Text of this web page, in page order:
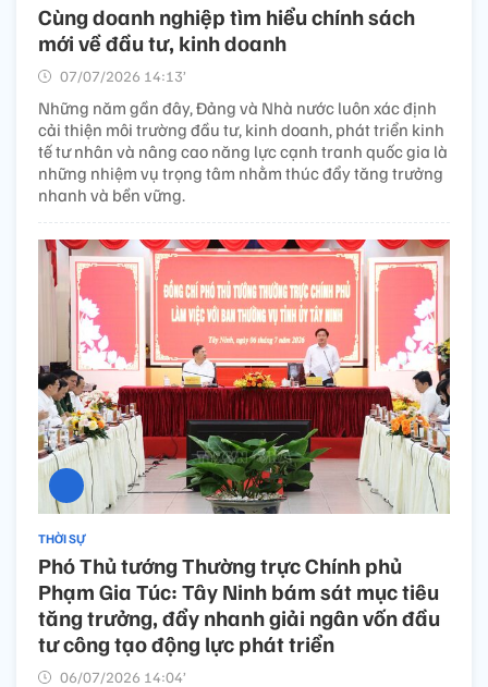
Cùng doanh nghiệp tìm hiểu chính sách
mới về đầu tư, kinh doanh
07/07/2026 14:13’
Những năm gần đây, Đảng và Nhà nước luôn xác định
cải thiện môi trường đầu tư, kinh doanh, phát triển kinh
tế tư nhân và nâng cao năng lực cạnh tranh quốc gia là
những nhiệm vụ trọng tâm nhằm thúc đẩy tăng trưởng
nhanh và bền vững.
THỜI SỰ
Phó Thủ tướng Thường trực Chính phủ
Phạm Gia Túc: Tây Ninh bám sát mục tiêu
tăng trưởng, đẩy nhanh giải ngân vốn đầu
tư công tạo động lực phát triển
06/07/2026 14:04’